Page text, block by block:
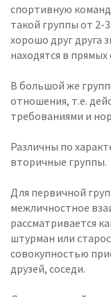
спортивную
такой группы от 2-
хорошо друг друга
находятся в
В большой же
отношения, т.е.
требованиями и
Различны по
вторичные группы.
Для первичной
межличностное
рассматривается
штурман или
совокупностью
друзей, соседи.